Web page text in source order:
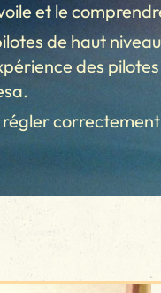
et le
de haut
des
correctement